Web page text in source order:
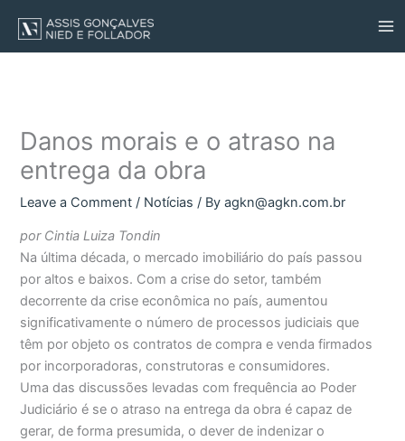
content
Danos morais e o atraso na
entrega da obra
Leave a Comment / Notícias / Byagkn@agkn.com.br
por Cintia Luiza Tondin
Na última década, o mercado imobiliário do país passou
por altos e baixos. Com a crise do setor, também
decorrente da crise econômica no país, aumentou
significativamente o número de processos judiciais que
têm por objeto os contratos de compra e venda firmados
por incorporadoras, construtoras e consumidores.
Uma das discussões levadas com frequência ao Poder
Judiciário é se o atraso na entrega da obra é capaz de
gerar, de forma presumida, o dever de indenizar o